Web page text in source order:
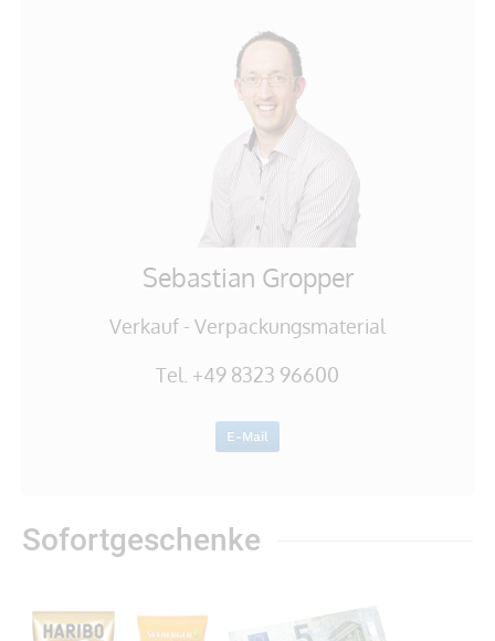
Sofortgeschenke
Sebastian Gropper
Verkauf - Verpackungsmaterial
Tel. +49 8323 96600
E-Mail